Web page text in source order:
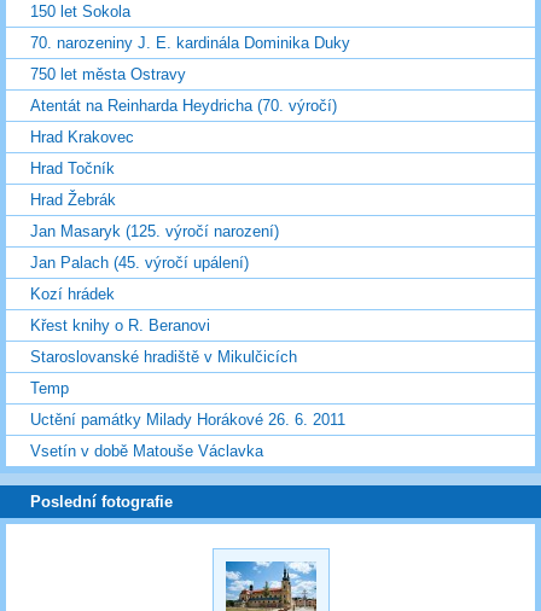
150 let Sokola
70. narozeniny J. E. kardinála Dominika Duky
750 let města Ostravy
Atentát na Reinharda Heydricha (70. výročí)
Hrad Krakovec
Hrad Točník
Hrad Žebrák
Jan Masaryk (125. výročí narození)
Jan Palach (45. výročí upálení)
Kozí hrádek
Křest knihy o R. Beranovi
Staroslovanské hradiště v Mikulčicích
Temp
Uctění památky Milady Horákové 26. 6. 2011
Vsetín v době Matouše Václavka
Poslední fotografie